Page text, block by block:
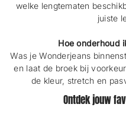
welke lengtematen
juiste
Hoe onderhoud
Was je Wonderjeans
en laat de broek bij
de kleur, stretch en
Ontdek jouw